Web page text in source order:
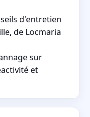
d'entretien
de Locmaria
sur
et